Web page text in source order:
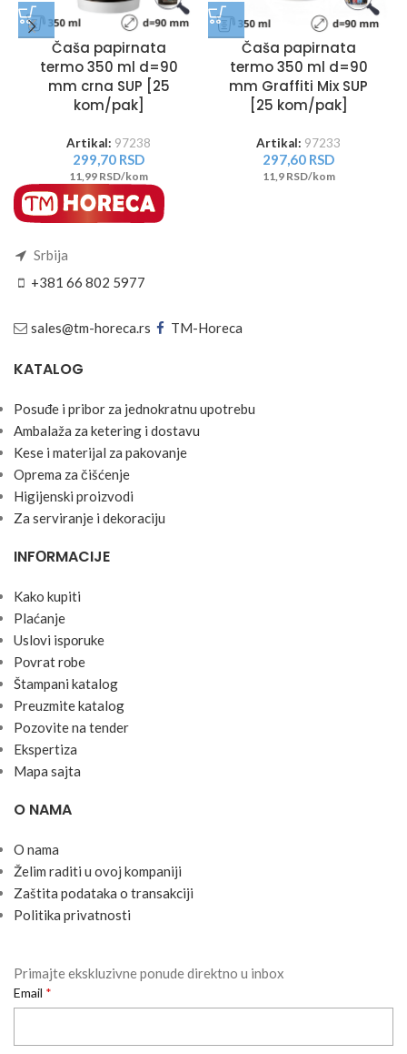
Čaša papirnata
termo 350 ml d=90
mm crna SUP [25
kom/pak]
Artikal: 97238
299,70 RSD
11,99 RSD/kom
Čaša papirnata
termo 350 ml d=90
mm Graffiti Mix SUP
[25 kom/pak]
Artikal: 97233
297,60 RSD
11,9 RSD/kom
Srbija
+381 66 802 5977
sales@tm-horeca.rs TM-Horeca
KATALOG
Posuđe i pribor za jednokratnu upotrebu
Ambalaža za ketering i dostavu
Kese i materijal za pakovanje
Oprema za čišćenje
Higijenski proizvodi
Za serviranje i dekoraciju
INFОRMACIJE
Kako kupiti
Plaćanje
Uslоvi ispоruke
Pоvrat rоbe
Štampani katalog
Preuzmite katalog
Pozovite na tender
Ekspertiza
Mapa sajta
O NAMA
O nama
Želim raditi u ovoj kompaniji
Zaštita podataka o transakciji
Politika privatnosti
Primajte ekskluzivne ponude direktno u inbox
Email